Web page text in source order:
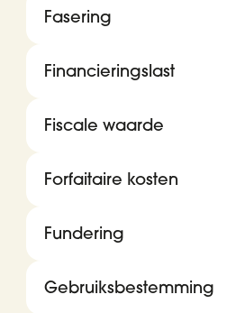
Fasering
Financieringslast
Fiscale waarde
Forfaitaire kosten
Fundering
Gebruiksbestemming